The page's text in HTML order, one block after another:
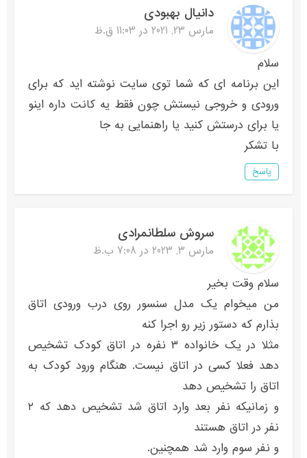
دانیال بهبودی
مارس 23, 2021 در 11:03 ق.ظ
سلام
این برنامه ای که شما توی سایت نوشته اید که برای
ورودی و خروجی نیستش چون فقط یه کانت داره اینو
یا برای درستش کنید یا راهنمایی به جا
با تشکر
پاسخ
سروش سلطانمرادی
مارس 3, 2023 در 7:08 ب.ظ
سلام وقت بخیر
من میخوام یک مدل سنسور روی درب ورودی اتاق
بذارم که دستور زیر رو اجرا کنه
مثلا در یک خانواده ۳ نفره در اتاق کودک تشخیص
دهد فعلا کسی در اتاق نیست. هنگام ورود کودک به
اتاق را تشخیص دهد
و زمانیکه نفر بعد وارد اتاق شد تشخیص دهد که ۲
نفر در اتاق هستند
و نفر سوم وارد شد همچنین.